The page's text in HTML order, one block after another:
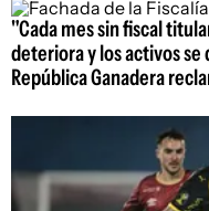
"Cada mes sin fiscal
deteriora y los activos
República Ganadera